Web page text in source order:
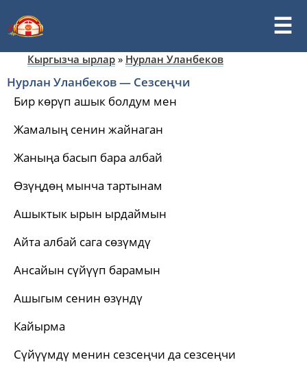
Кыргызча ырлар » Нурлан Уланбеков
Нурлан Уланбеков — Сезсеңчи
Бир көрүп ашык болдум мен
Жамалың сенин жайнаган
Жаныңа басып бара албай
Өзүңдөң мынча тартынам
Ашыктык ырын ырдаймын
Айта албай сага сөзүмдү
Ансайын сүйүүп барамын
Ашыгым сенин өзүндү
Кайырма
Сүйүүмдү менин сезсеңчи да сезсеңчи